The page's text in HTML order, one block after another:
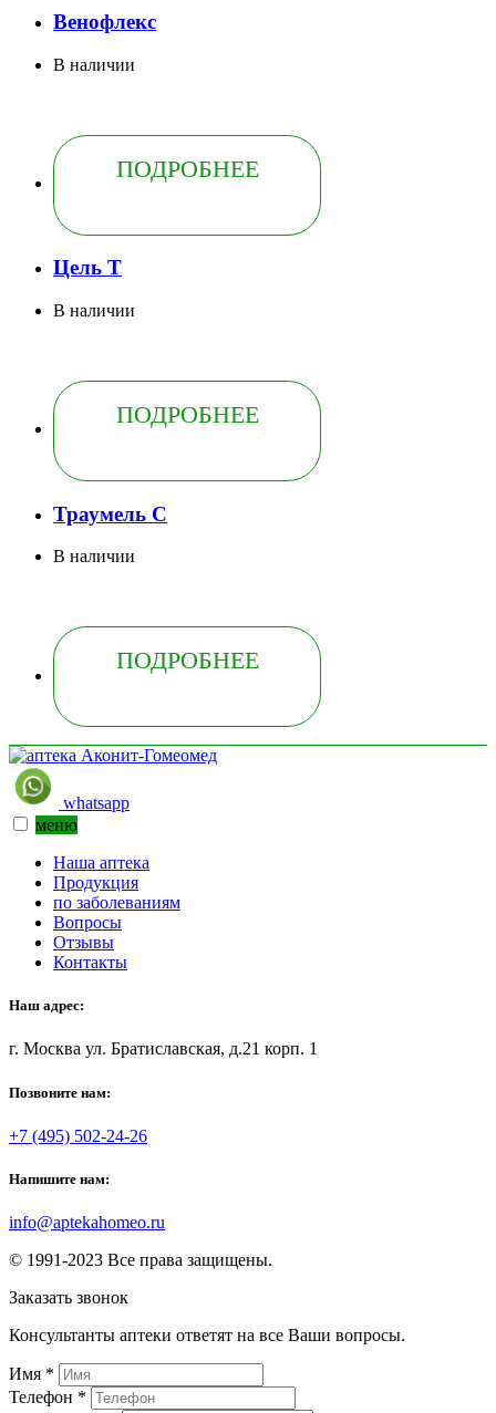
Венофлекс
В наличии
ПОДРОБНЕЕ
Цель Т
В наличии
ПОДРОБНЕЕ
Траумель С
В наличии
ПОДРОБНЕЕ
whatsapp
меню
Наша аптека
Продукция
по заболеваниям
Вопросы
Отзывы
Контакты
Наш адрес:
г. Москва ул. Братиславская, д.21 корп. 1
Позвоните нам:
+7 (495) 502-24-26
Напишите нам:
info@aptekahomeo.ru
© 1991-2023 Все права защищены.
Заказать звонок
Консультанты аптеки ответят на все Ваши вопросы.
Имя *
Телефон *